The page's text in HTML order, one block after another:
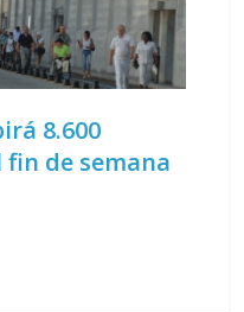
8.600
de semana